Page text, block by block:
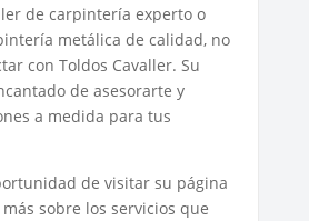
de carpintería experto o
metálica de calidad, no
con Toldos Cavaller. Su
de asesorarte y
a medida para tus
de visitar su página
sobre los servicios que